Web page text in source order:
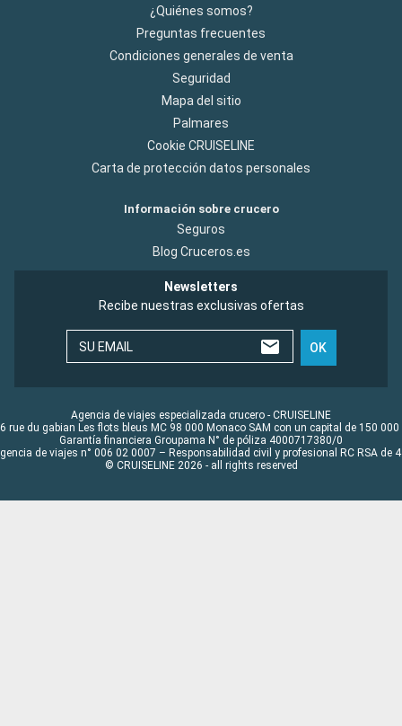
¿Quiénes somos?
Preguntas frecuentes
Condiciones generales de venta
Seguridad
Mapa del sitio
Palmares
Cookie CRUISELINE
Carta de protección datos personales
Información sobre crucero
Seguros
Blog Cruceros.es
Newsletters
Recibe nuestras exclusivas ofertas
SU EMAIL OK
Agencia de viajes especializada crucero - CRUISELINE
rue du gabian Les flots bleus MC 98 000 Monaco SAM con un capital de 150 000
Garantía financiera Groupama N° de póliza 4000717380/0
de viajes n° 006 02 0007 – Responsabilidad civil y profesional RC RSA de
© CRUISELINE 2026 - all rights reserved